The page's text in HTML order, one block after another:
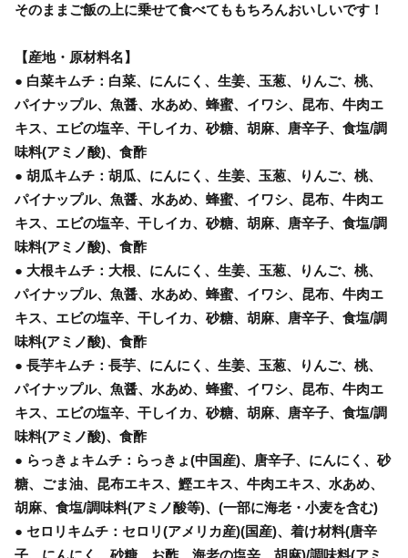
そのままご飯の上に乗せて食べてももちろんおいしいです！
【産地・原材料名】
● 白菜キムチ：白菜、にんにく、生姜、玉葱、りんご、桃、
パイナップル、魚醤、水あめ、蜂蜜、イワシ、昆布、牛肉エ
キス、エビの塩辛、干しイカ、砂糖、胡麻、唐辛子、食塩/調
味料(アミノ酸)、食酢
● 胡瓜キムチ：胡瓜、にんにく、生姜、玉葱、りんご、桃、
パイナップル、魚醤、水あめ、蜂蜜、イワシ、昆布、牛肉エ
キス、エビの塩辛、干しイカ、砂糖、胡麻、唐辛子、食塩/調
味料(アミノ酸)、食酢
● 大根キムチ：大根、にんにく、生姜、玉葱、りんご、桃、
パイナップル、魚醤、水あめ、蜂蜜、イワシ、昆布、牛肉エ
キス、エビの塩辛、干しイカ、砂糖、胡麻、唐辛子、食塩/調
味料(アミノ酸)、食酢
● 長芋キムチ：長芋、にんにく、生姜、玉葱、りんご、桃、
パイナップル、魚醤、水あめ、蜂蜜、イワシ、昆布、牛肉エ
キス、エビの塩辛、干しイカ、砂糖、胡麻、唐辛子、食塩/調
味料(アミノ酸)、食酢
● らっきょキムチ：らっきょ(中国産)、唐辛子、にんにく、砂
糖、ごま油、昆布エキス、鰹エキス、牛肉エキス、水あめ、
胡麻、食塩/調味料(アミノ酸等)、(一部に海老・小麦を含む)
● セロリキムチ：セロリ(アメリカ産)(国産)、着け材料(唐辛
子、にんにく、砂糖、お酢、海老の塩辛、胡麻)/調味料(アミ